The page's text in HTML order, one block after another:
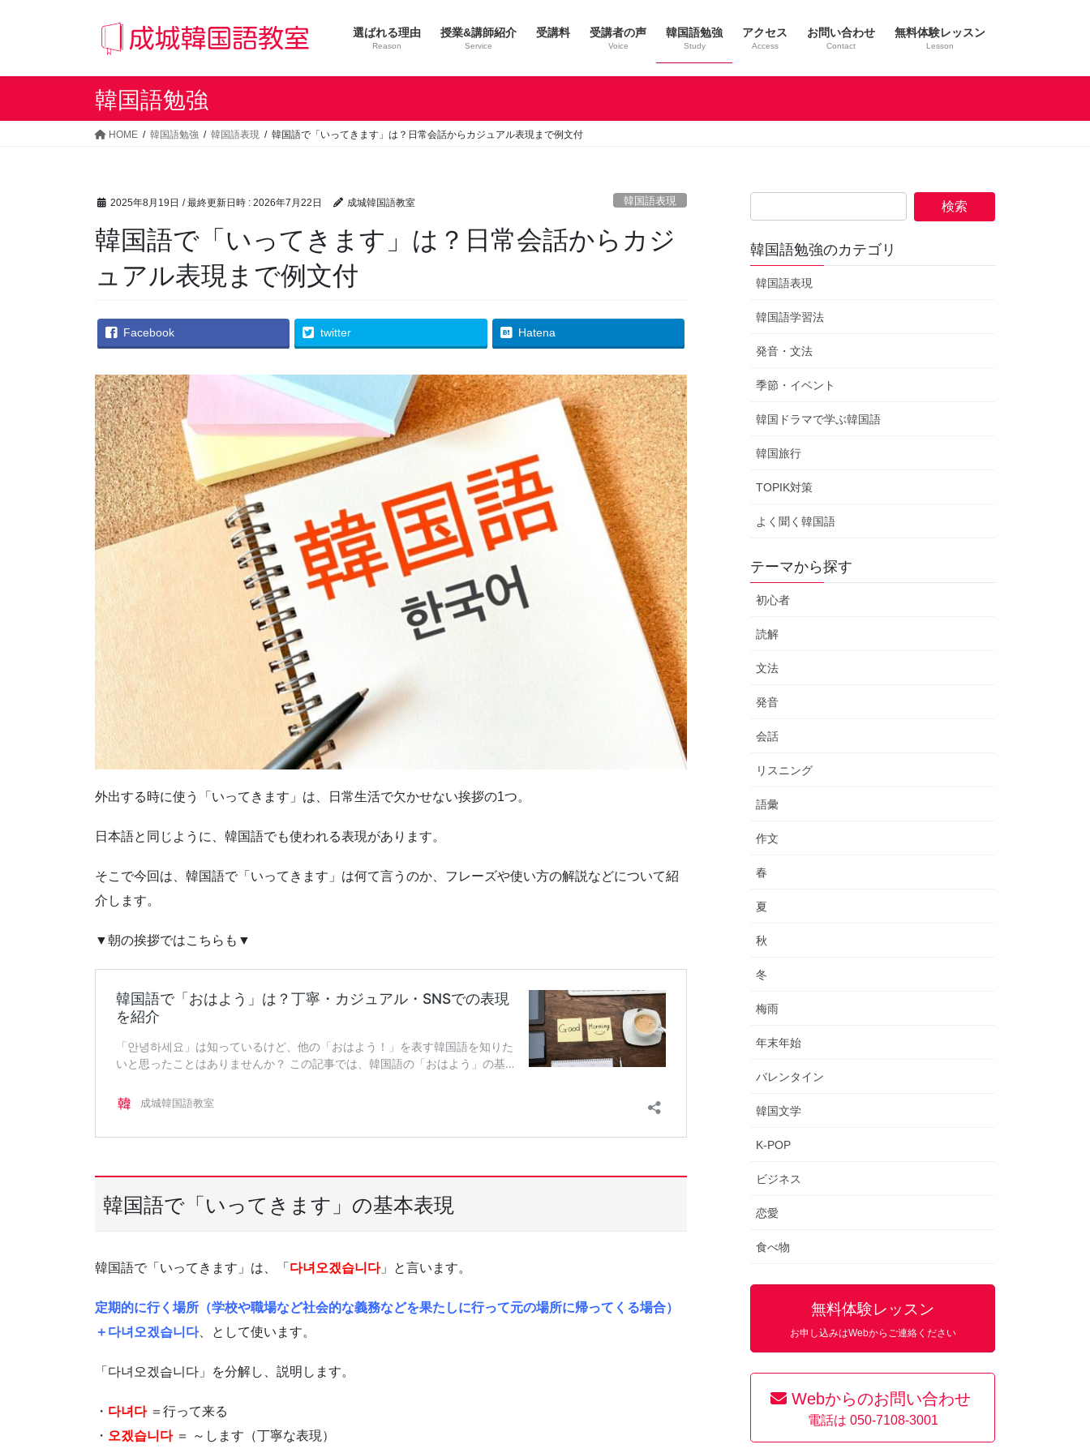
ス
ン
選ばれる理由
Reason
授業&講師紹介
Service
受講料 受講者の声
Voice
韓国語勉強
Study
アクセス
Access
お問い合わせ
Contact
無料体験レッスン
Lesson
韓国語勉強
HOME 韓国語勉強 韓国語表現 韓国語で「いってきます」は？日常会話からカジュアル表現まで例文付
2025年8月19日 / 最終更新日時 : 2026年7月22日 成城韓国語教室 韓国語表現
韓国語で「いってきます」は？日常会話からカジ
ュアル表現まで例文付
Facebook twitter Hatena
外出する時に使う「いってきます」は、日常生活で欠かせない挨拶の1つ。
日本語と同じように、韓国語でも使われる表現があります。
そこで今回は、韓国語で「いってきます」は何て言うのか、フレーズや使い方の解説などについて紹
介します。
▼朝の挨拶ではこちらも▼
韓国語で「いってきます」の基本表現
韓国語で「いってきます」は、「 다녀오겠습니다」と言います。
定期的に行く場所（学校や職場など社会的な義務などを果たしに行って元の場所に帰ってくる場合）
＋다녀오겠습니다、として使います。
「다녀오겠습니다」を分解し、説明します。
・ 다녀다＝行って来る
・ 오겠습니다＝ ～します（丁寧な表現）
索:
韓国語勉強のカテゴリ
韓国語表現
韓国語学習法
発音・文法
季節・イベント
韓国ドラマで学ぶ韓国語
韓国旅行
TOPIK対策
よく聞く韓国語
テーマから探す
初心者
読解
文法
発音
会話
リスニング
語彙
作文
春
夏
秋
冬
梅雨
年末年始
バレンタイン
韓国文学
K-POP
ビジネス
恋愛
食べ物
無料体験レッスン
お申し込みはWebからご連絡ください
Webからのお問い合わせ
電話は 050-7108-3001